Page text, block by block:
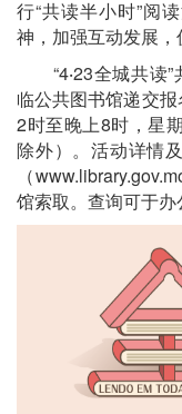
行“共读半小时”阅
神，加强互动发展，
“4‧23全城共读”
临公共图书馆递交
2时至晚上8时，星
除外）。活动详情
（
馆索取。查询可于办